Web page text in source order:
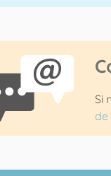
Si
de